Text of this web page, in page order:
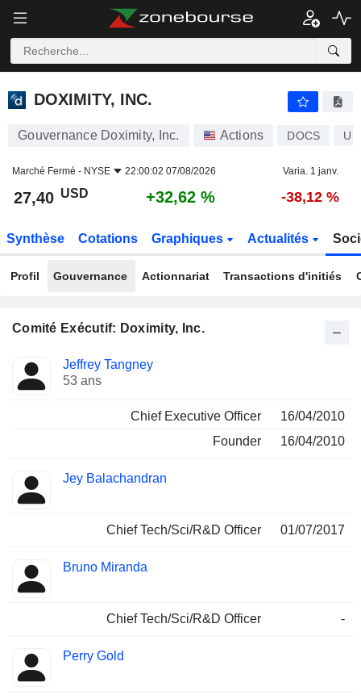
DOXIMITY, INC.
DOXIMITY, INC.
Gouvernance Doximity, Inc. Actions DOCS
Marché Fermé - NYSE 22:00:02 07/08/2026 Varia. 1 janv.
27,40 USD +32,62 % -38,12 %
Synthèse Cotations Graphiques Actualités
Profil Gouvernance Actionnariat Transactions d'initiés
Comité Exécutif: Doximity, Inc.
Dirigeant
Fonctions
occupées
Jeffrey Tangney
53 ans
Chief Executive Officer
16/04/2010
Founder
16/04/2010
Jey Balachandran
Chief Tech/Sci/R&D Officer 01/07/2017
Bruno Miranda
Chief Tech/Sci/R&D Officer -
Perry Gold